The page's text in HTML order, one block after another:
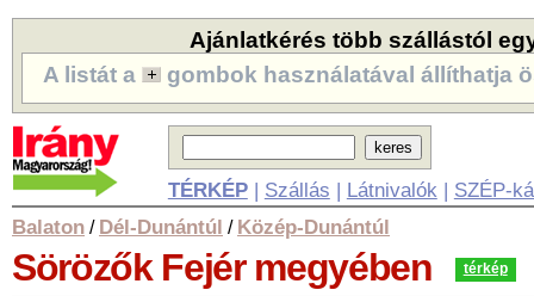
Ajánlatkérés több szállástól
A listát a
gombok használatával állíthatja
TÉRKÉP| Szállás | Látnivalók | SZÉP-
Balaton / Dél-Dunántúl / Közép-Dunántúl
Sörözők Fejér megyében térkép